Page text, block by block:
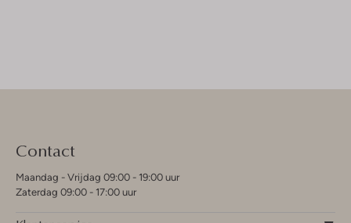
Contact
Maandag - Vrijdag 09:00 - 19:00 uur
Zaterdag 09:00 - 17:00 uur